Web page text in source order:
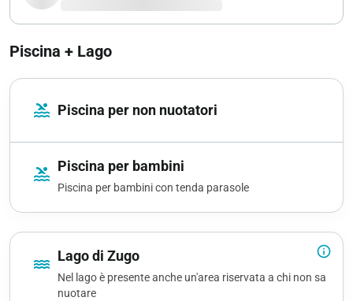
Piscina + Lago
pool Piscina per non nuotatori
pool Piscina per bambini
Piscina per bambini con tenda parasole
info_outline
water Lago di Zugo
Nel lago è presente anche un'area riservata a chi non sa
nuotare